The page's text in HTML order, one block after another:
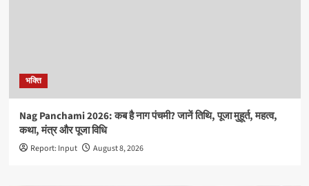
भक्ति
Nag Panchami 2026: कब है नाग पंचमी? जानें तिथि, पूजा मुहूर्त, महत्व,
कथा, मंत्र और पूजा विधि
Report: Input August 8, 2026